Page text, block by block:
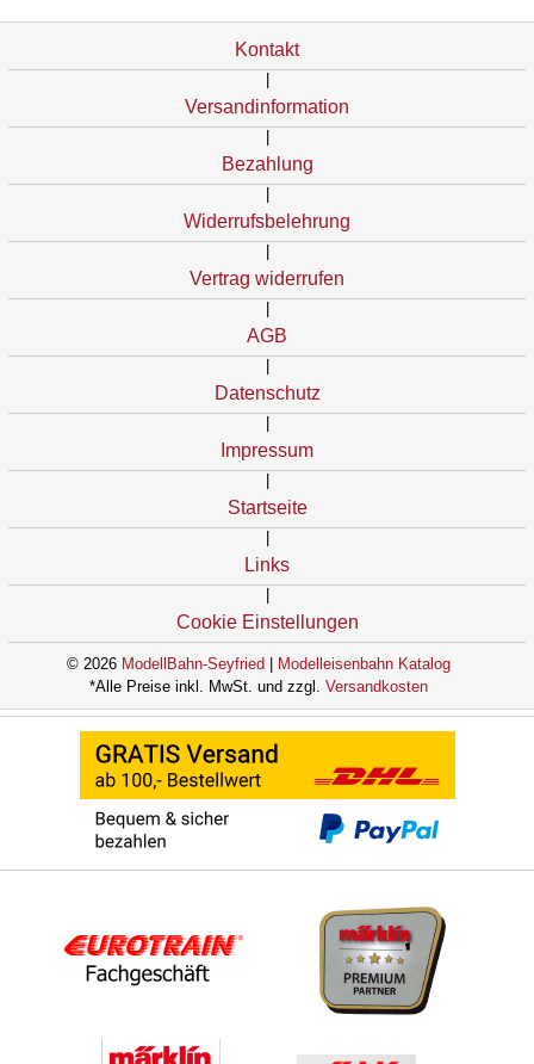
Kontakt
|
Versandinformation
|
Bezahlung
|
Widerrufsbelehrung
|
Vertrag widerrufen
|
AGB
|
Datenschutz
|
Impressum
|
Startseite
|
Links
|
Cookie Einstellungen
© 2026 ModellBahn-Seyfried| Modelleisenbahn Katalog
*Alle Preise inkl. MwSt. und zzgl. Versandkosten